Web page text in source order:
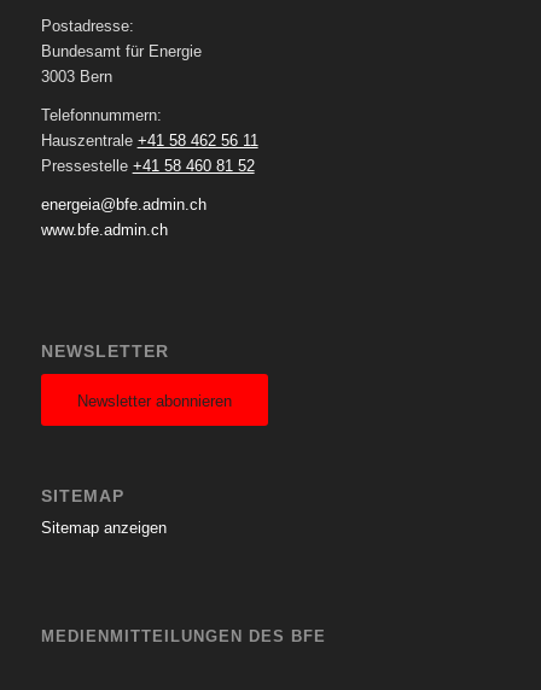
Postadresse:
Bundesamt für Energie
3003 Bern
Telefonnummern:
Hauszentrale +41 58 462 56 11
Pressestelle +41 58 460 81 52
energeia@bfe.admin.ch
www.bfe.admin.ch
NEWSLETTER
Newsletter abonnieren
SITEMAP
Sitemap anzeigen
MEDIENMITTEILUNGEN DES BFE